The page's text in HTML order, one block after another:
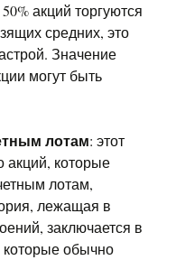
акций торгуются
средних, это
Значение
могут быть
лотам: этот
акций, которые
лотам,
лежащая в
заключается в
которые обычно